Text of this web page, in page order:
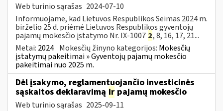
Web turinio sąrašas 2024-07-10
Informuojame, kad Lietuvos Respublikos Seimas 2024 m.
birželio 25 d. priėmė Lietuvos Respublikos gyventojų
pajamų mokesčio įstatymo Nr. IX-1007 2, 8, 16, 17, 21...
Metai: 2024 Mokesčių žinyno kategorijos: Mokesčių
įstatymų pakeitimai » Gyventojų pajamų mokesčio
pakeitimai nuo 2025 m.
Dėl įsakymo, reglamentuojančio investicinės
sąskaitos deklaravimą ir pajamų mokesčio
Web turinio sąrašas 2025-09-11